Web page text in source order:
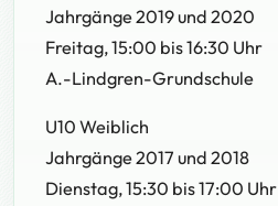
Jahrgänge 2019 und 2020
Freitag, 15:00 bis 16:30 Uhr
A.-Lindgren-Grundschule
U10 Weiblich
Jahrgänge 2017 und 2018
Dienstag, 15:30 bis 17:00 Uhr